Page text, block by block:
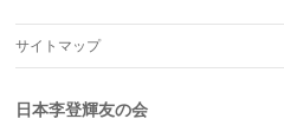
サイトマップ
日本李登輝友の会